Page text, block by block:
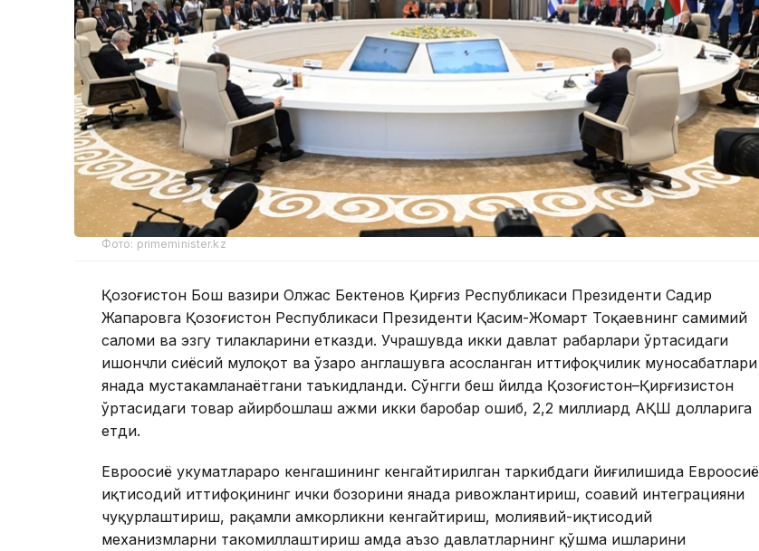
Фото: primeminister.kz
Қозоғистон Бош вазири Олжас Бектенов Қирғиз Республикаси Президенти Садир
Жапаровга Қозоғистон Республикаси Президенти Қасим-Жомарт Тоқаевнинг самимий
саломи ва эзгу тилакларини етказди. Учрашувда икки давлат раҳбарлари ўртасидаги
ишончли сиёсий мулоқот ва ўзаро англашувга асосланган иттифоқчилик муносабатлари
янада мустаҳкамланаётгани таъкидланди. Сўнгги беш йилда Қозоғистон–Қирғизистон
ўртасидаги товар айирбошлаш ҳажми икки баробар ошиб, 2,2 миллиард АҚШ долларига
етди.
Евроосиё ҳукуматлараро кенгашининг кенгайтирилган таркибдаги йиғилишида Евроосиё
иқтисодий иттифоқининг ички бозорини янада ривожлантириш, соҳавий интеграцияни
чуқурлаштириш, рақамли ҳамкорликни кенгайтириш, молиявий-иқтисодий
механизмларни такомиллаштириш ҳамда аъзо давлатларнинг қўшма ишларини